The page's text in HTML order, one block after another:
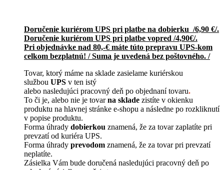
Doručenie kuriérom UPS pri platbe na dobierku /6,90 €/.
Doručenie kuriérom UPS pri platbe vopred /4,90€/.
Pri objednávke nad 80,-€ máte túto prepravu UPS-kom
celkom bezplatnú! / Suma je uvedená bez poštovného. /
Tovar, ktorý máme na sklade zasielame kuriérskou
službou UPS v ten istý
alebo nasledujúci pracovný deň po objednaní tovaru.
To či je, alebo nie je tovarna sklade zistíte v okienku
produktu na hlavnej stránke e-shopu a následne po rozkliknutí
v popise produktu.
Forma úhrady dobierkou znamená, že za tovar zaplatíte pri
prevzatí od kuriéra UPS.
Forma úhrady prevodom znamená, že za tovar pri prevzatí
neplatíte.
Zásielka Vám bude doručená nasledujúci pracovný deň po